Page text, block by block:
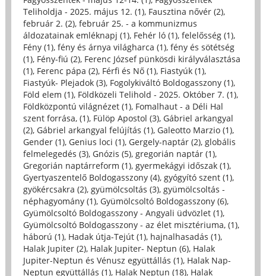
Teliholdja - 2025. május 12. (1), Fausztina nővér (2),
február 2. (2), február 25. - a kommunizmus
áldozatainak emléknapj (1), Fehér ló (1), felelősség (1),
Fény (1), fény és árnya világharca (1), fény és sötétség
(1), Fény-fiú (2), Ferenc József pünkösdi királyválasztása
(1), Ferenc pápa (2), Férfi és Nő (1), Fiastyúk (1),
Fiastyúk- Plejadok (3), Fogolykiváltó Boldogasszony (1),
Föld elem (1), Földközeli Telihold - 2025. Október 7. (1),
Földközpontú világnézet (1), Fomalhaut - a Déli Hal
szent forrása, (1), Fülöp Apostol (3), Gábriel arkangyal
(2), Gábriel arkangyal felújítás (1), Galeotto Marzio (1),
Gender (1), Genius loci (1), Gergely-naptár (2), globális
felmelegedés (3), Gnózis (5), gregorián naptár (1),
Gregorián naptárreform (1), gyermekágyi időszak (1),
Gyertyaszentelő Boldogasszony (4), gyógyító szent (1),
gyökércsakra (2), gyümölcsoltás (3), gyümölcsoltás -
néphagyomány (1), Gyümölcsoltó Boldogasszony (6),
Gyümölcsoltó Boldogasszony - Angyali üdvözlet (1),
Gyümölcsoltó Boldogasszony - az élet misztériuma, (1),
háború (1), Hadak útja-Tejút (1), hajnalhasadás (1),
Halak Jupiter (2), Halak Jupiter- Neptun (6), Halak
Jupiter-Neptun és Vénusz együttállás (1), Halak Nap-
Neptun együttállás (1), Halak Neptun (18), Halak